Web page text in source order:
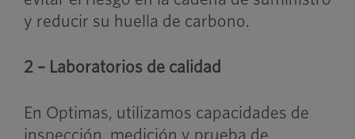
y reducir su huella de carbono.
2 – Laboratorios de calidad
En Optimas, utilizamos capacidades de
inspección, medición y prueba de